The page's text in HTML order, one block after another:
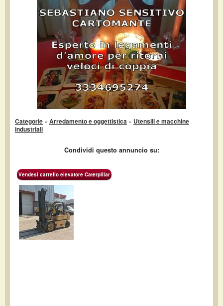
Categorie » Arredamento e oggettistica » Utensili e macchine
industriali
Condividi questo annuncio su:
Vendesi carrello elevatore Caterpillar